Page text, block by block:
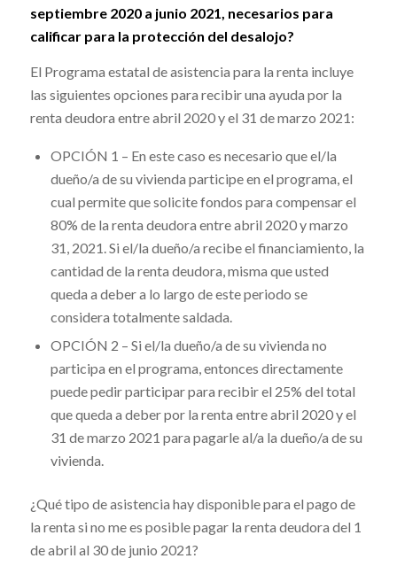
septiembre 2020 a junio 2021, necesarios para
calificar para la protección del desalojo?
El Programa estatal de asistencia para la renta incluye
las siguientes opciones para recibir una ayuda por la
renta deudora entre abril 2020 y el 31 de marzo 2021:
OPCIÓN 1 – En este caso es necesario que el/la
dueño/a de su vivienda participe en el programa, el
cual permite que solicite fondos para compensar el
80% de la renta deudora entre abril 2020 y marzo
31, 2021. Si el/la dueño/a recibe el financiamiento, la
cantidad de la renta deudora, misma que usted
queda a deber a lo largo de este periodo se
considera totalmente saldada.
OPCIÓN 2 – Si el/la dueño/a de su vivienda no
participa en el programa, entonces directamente
puede pedir participar para recibir el 25% del total
que queda a deber por la renta entre abril 2020 y el
31 de marzo 2021 para pagarle al/a la dueño/a de su
vivienda.
¿Qué tipo de asistencia hay disponible para el pago de
la renta si no me es posible pagar la renta deudora del 1
de abril al 30 de junio 2021?